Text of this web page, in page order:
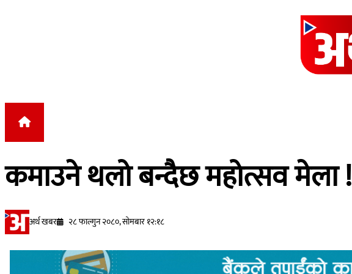
कमाउने थलो बन्दैछ महोत्सव मेला !
अर्थ खबर २८ फाल्गुन २०८०, सोमबार १२:१८